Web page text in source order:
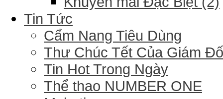
Tin Tức
Cẩm Nang Tiêu Dùng
Thư Chúc Tết Của Giám
Tin Hot Trong Ngày
Thể thao NUMBER ONE